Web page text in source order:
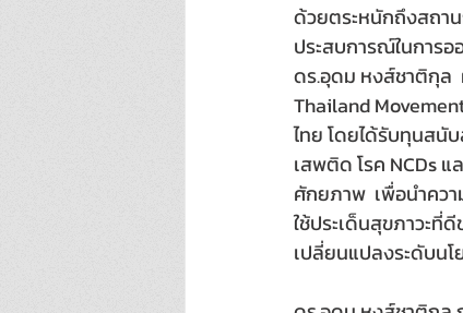
ด้วยตระหนักถึงสถา
ประสบการณ์ในการอ
ดร.อุดม หงส์ชาติกุล
Thailand
ไทย โดยได้รับทุนสนั
เสพติด โรค NCDs
ศักยภาพ  เพื่อนำคว
ใช้ประเด็นสุขภาวะที่
เปลี่ยนแปลงระดับนโ